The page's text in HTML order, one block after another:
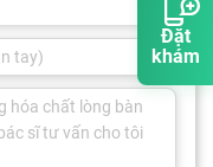
Đặt
khám